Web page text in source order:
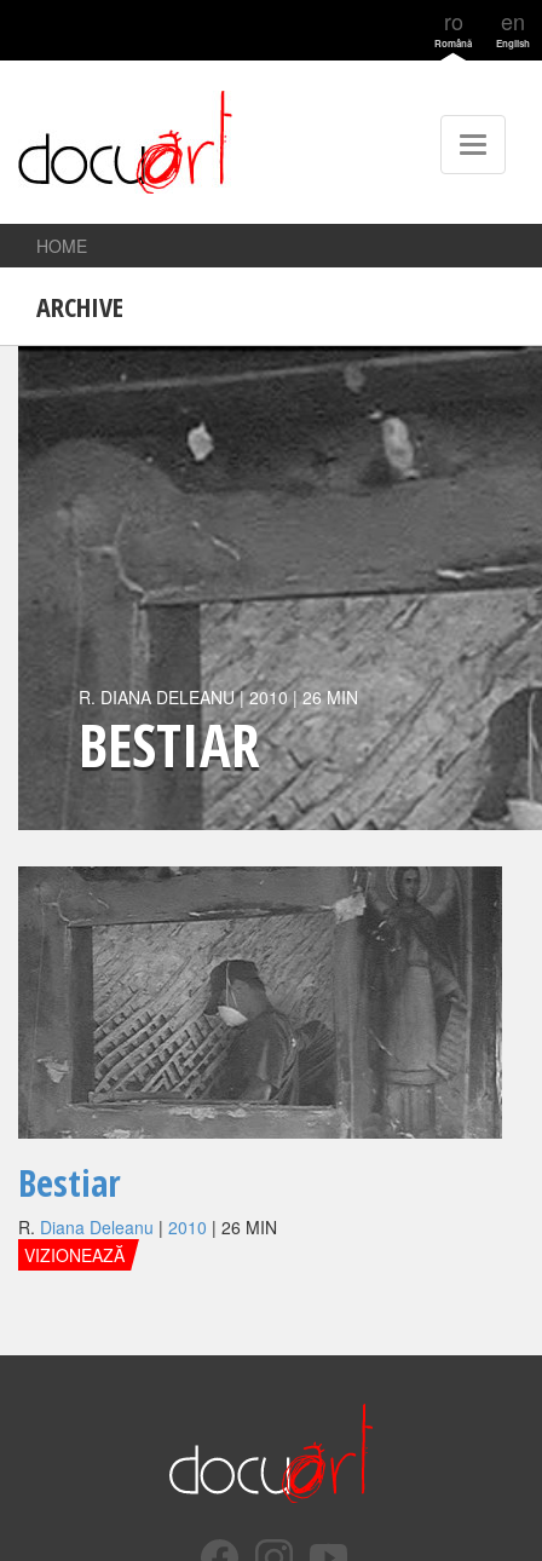
ro
Română
en
English
HOME
ARCHIVE
R. DIANA DELEANU|2010 | 26 MIN
BESTIAR
Bestiar
R. Diana Deleanu | 2010 | 26 MIN
VIZIONEAZĂ